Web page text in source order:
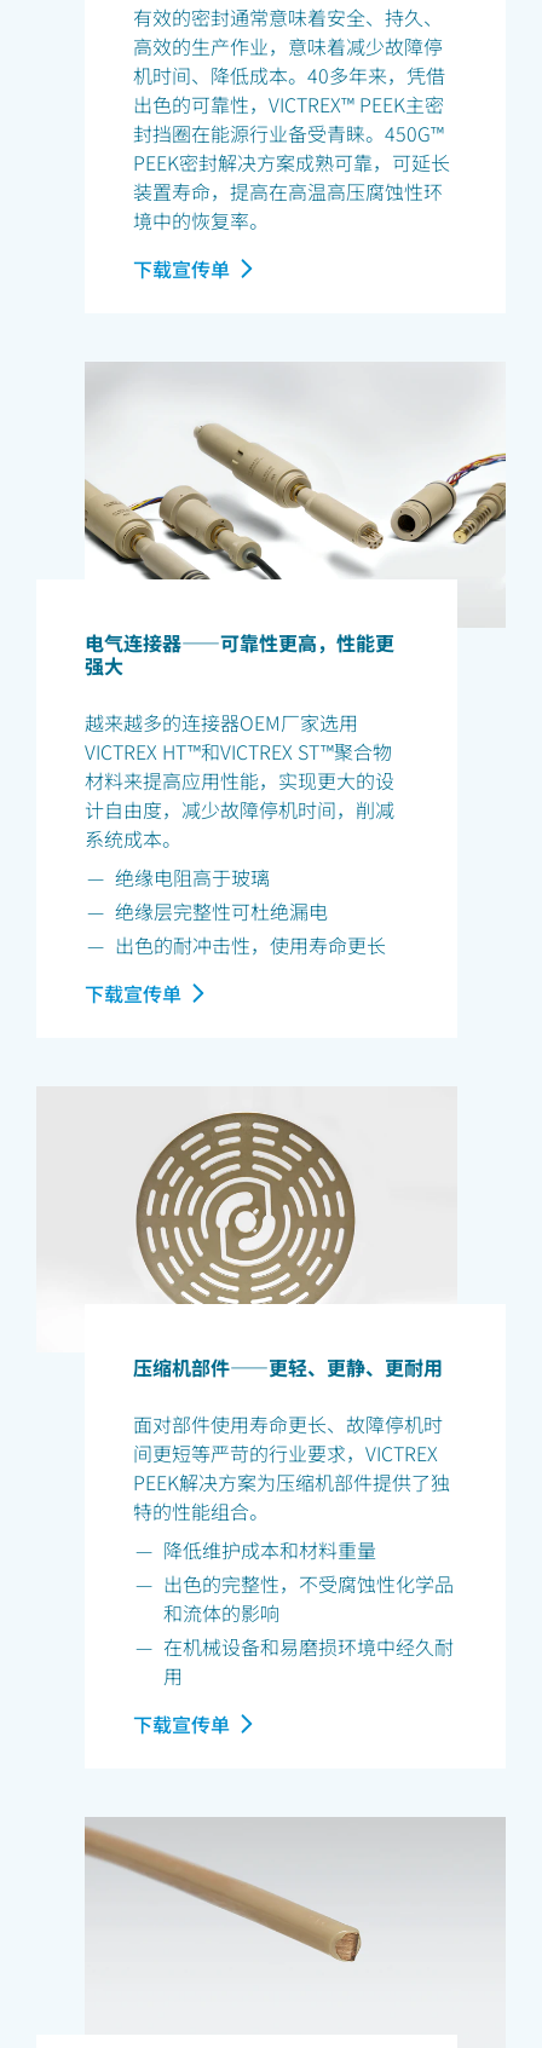
有效的密封通常意味着安全、持久、
高效的生产作业，意味着减少故障停
机时间、降低成本。40多年来，凭借
出色的可靠性，VICTREX™ PEEK主密
封挡圈在能源行业备受青睐。450G™
PEEK密封解决方案成熟可靠，可延长
装置寿命，提高在高温高压腐蚀性环
境中的恢复率。
下载宣传单
电气连接器——可靠性更高，性能更
强大
越来越多的连接器OEM厂家选用
VICTREX HT™和VICTREX ST™聚合物
材料来提高应用性能，实现更大的设
计自由度，减少故障停机时间，削减
系统成本。
绝缘电阻高于玻璃
绝缘层完整性可杜绝漏电
出色的耐冲击性，使用寿命更长
下载宣传单
压缩机部件——更轻、更静、更耐用
面对部件使用寿命更长、故障停机时
间更短等严苛的行业要求，VICTREX
PEEK解决方案为压缩机部件提供了独
特的性能组合。
降低维护成本和材料重量
出色的完整性，不受腐蚀性化学品
和流体的影响
在机械设备和易磨损环境中经久耐
用
下载宣传单